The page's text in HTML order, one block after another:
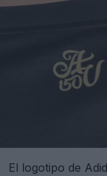
El logotipo de